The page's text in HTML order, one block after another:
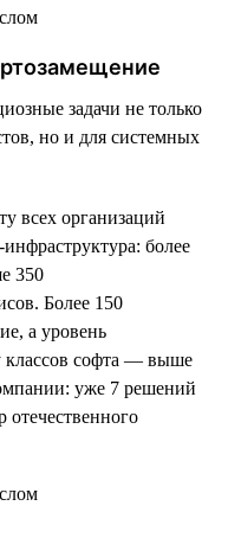
задачи не только
но и для системных
всех организаций
более
350
Более 150
а уровень
классов софта — выше
уже 7 решений